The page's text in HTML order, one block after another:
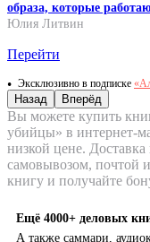
образа, которые
Юлия Литвин
Перейти
Эксклюзивно в подписке
Назад Вперёд
Вы можете купить
убийцы» в интернет-
низкой цене.
самовывозом, почтой
книгу и получайте
Ещё 4000+ деловых
А также саммари,